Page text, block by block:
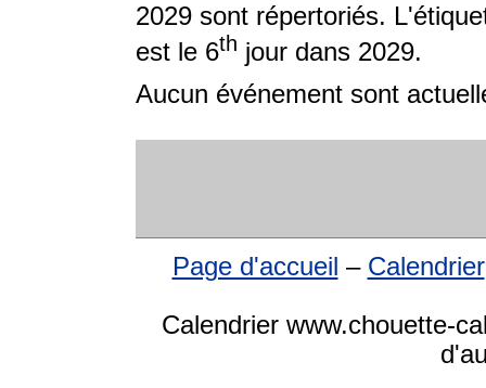
2029 sont répertoriés.
est le 6th jour dans 2029.
Aucun événement sont
Page d'accueil – Calendrier
Calendrier www.chouette-